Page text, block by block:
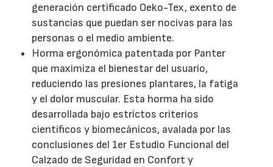
generación certificado Oeko-Tex, exento de
sustancias que puedan ser nocivas para las
personas o el medio ambiente.
Horma ergonómica patentada por Panter
que maximiza el bienestar del usuario,
reduciendo las presiones plantares, la fatiga
y el dolor muscular. Esta horma ha sido
desarrollada bajo estrictos criterios
científicos y biomecánicos, avalada por las
conclusiones del 1er Estudio Funcional del
Calzado de Seguridad en Confort y